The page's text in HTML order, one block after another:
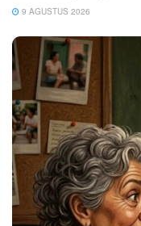
9 AGUSTUS 2026